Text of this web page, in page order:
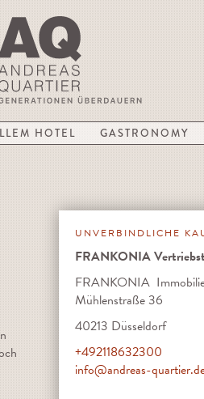
HOTEL GASTRONOMY
UNVERBINDLICHE
FRANKONIA
FRANKONIA
Mühlenstraße 36
40213 Düsseldorf
+492118632300
info@andreas-